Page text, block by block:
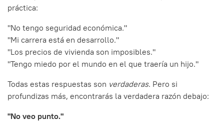
práctica:
"No tengo seguridad económica."
"Mi carrera está en desarrollo."
"Los precios de vivienda son imposibles."
"Tengo miedo por el mundo en el que traería un hijo."
Todas estas respuestas son verdaderas. Pero si
profundizas más, encontrarás la verdadera razón debajo:
"No veo punto."